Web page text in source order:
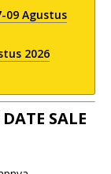
09 Agustus
2026
SALE